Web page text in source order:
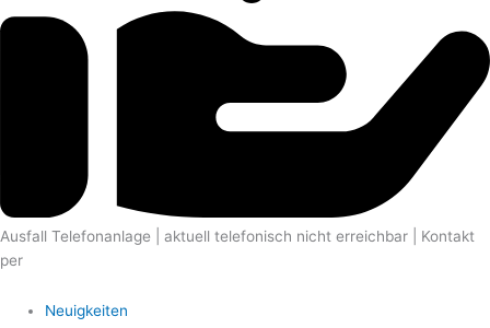
Ausfall Telefonanlage | aktuell telefonisch nicht erreichbar | Kontakt
per
Neuigkeiten